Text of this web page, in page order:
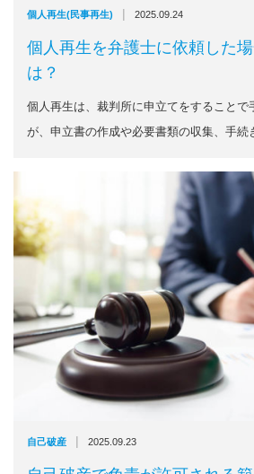
個人再生(民事再生) | 2025.09.24
個人再生を弁護士に依頼した
は？
個人再生は、裁判所に申立てをすることで
が、申立書の作成や必要書類の収集、手
自己破産 | 2025.09.23